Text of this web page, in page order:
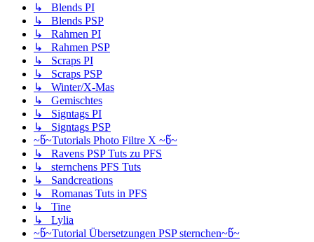
↳ Blends PI
↳ Blends PSP
↳ Rahmen PI
↳ Rahmen PSP
↳ Scraps PI
↳ Scraps PSP
↳ Winter/X-Mas
↳ Gemischtes
↳ Signtags PI
↳ Signtags PSP
~წ~Tutorials Photo Filtre X ~წ~
↳ Ravens PSP Tuts zu PFS
↳ sternchens PFS Tuts
↳ Sandcreations
↳ Romanas Tuts in PFS
↳ Tine
↳ Lylia
~წ~Tutorial Übersetzungen PSP sternchen~წ~